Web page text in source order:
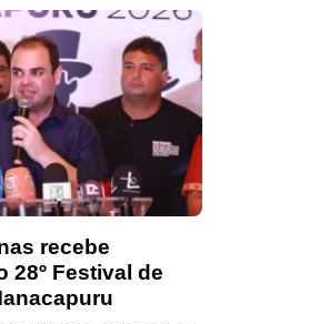
recebe
28º Festival de